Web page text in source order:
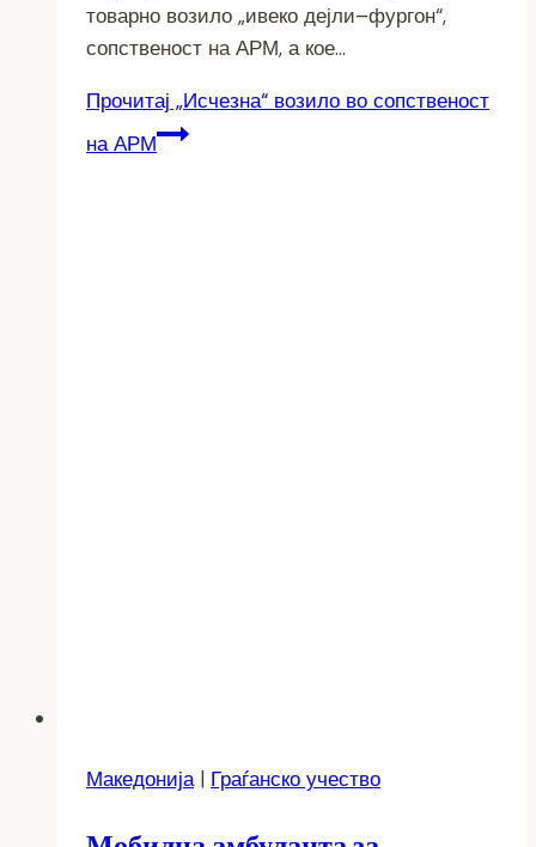
товарно возило „ивеко дејли–фургон“,
сопственост на АРМ, а кое…
Прочитај „Исчезна“ возило во сопственост
на АРМ
Македонија| Граѓанско учество